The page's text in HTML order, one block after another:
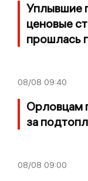
Уплывшие
ценовые
прошлась
08/08 09:40
Орловцам
за
08/08 09:00